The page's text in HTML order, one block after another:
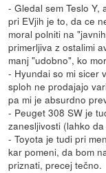
- Gledal sem Teslo Y,
pri EVjih je to, da ce
moral polniti na
primerljiva z ostalimi
manj "udobno", ko
- Hyundai so mi sicer
sploh ne prodajajo
pa mi je absurdno
- Peuget 308 SW je
zanesljivosti (lahko
- Toyota je tudi pri
kar pomeni, da bom
priznati, precej tečno.